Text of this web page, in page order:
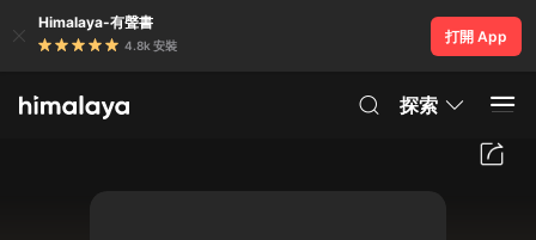
Himalaya-有聲書
4.8k 安裝
打開 App
探索